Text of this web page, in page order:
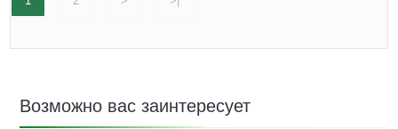
Возможно вас заинтересует